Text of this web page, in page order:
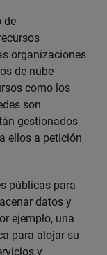
de
organizaciones
de nube
como los
son
gestionados
ellos a petición
públicas para
datos y
ejemplo, una
para alojar su
y